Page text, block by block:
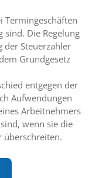
Termingeschäften
Die Regelung
der Steuerzahler
Grundgesetz
entgegen der
Aufwendungen
Arbeitnehmers
wenn sie die
überschreiten.